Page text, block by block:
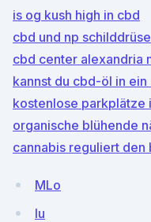
is og kush high in cbd
cbd und np schilddrüse
cbd center alexandria
kannst du cbd-öl in
kostenlose parkplätze
organische blühende
cannabis reguliert den
MLo
lu